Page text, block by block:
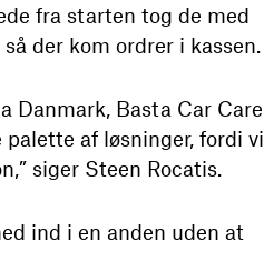
fra starten tog de med
der kom ordrer i kassen.
Danmark, Basta Car Care
af løsninger, fordi vi
siger Steen Rocatis.
ind i en anden uden at